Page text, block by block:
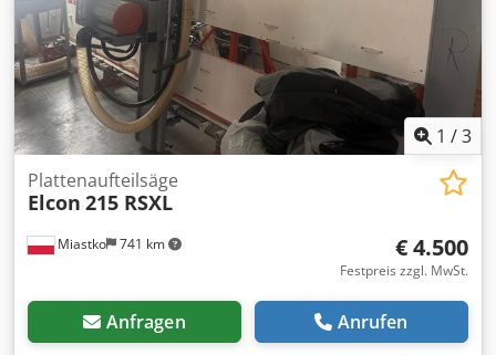
Credpfxswqmyrs Aixef Zum Lieferumfang gehören 29
Sägeblätter mit jeweils 50 % Restlebensdauer. Transport
nicht inbegriffen.
1 /3
Miastko 741 km
Plattenaufteilsäge
Elcon 215 RSXL
€ 4.500
Festpreis zzgl. MwSt.
Anfragen Anrufen